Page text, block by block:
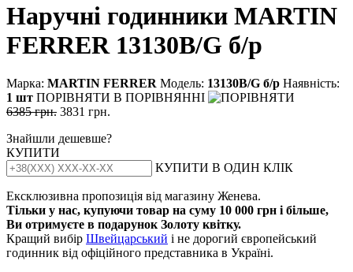
Наручні годинники MARTIN
FERRER 13130B/G б/р
Марка: MARTIN FERRER Модель: 13130В/G б/р Наявність:
1 шт ПОРІВНЯТИ В ПОРІВНЯННІ
6385 грн. 3831 грн.
Знайшли дешевше?
КУПИТИ
КУПИТИ В ОДИН КЛІК
Ексклюзивна пропозиція від магазину Женева.
Тільки у нас, купуючи товар на суму 10 000 грн і більше,
Ви отримуєте в подарунок Золоту квітку.
Кращий вибір Швейцарський і не дорогий європейський
годинник від офіційного представника в Україні.